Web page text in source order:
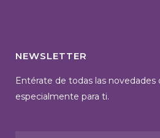
NEWSLETTER
Entérate de todas las
especialmente para ti.